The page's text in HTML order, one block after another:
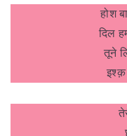
होश
दिल
तूने
इश्क़